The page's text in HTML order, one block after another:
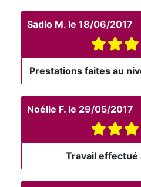
Sadio M. le 18/06/2017
Prestations faites au
Noélie F. le 29/05/2017
Travail effectué